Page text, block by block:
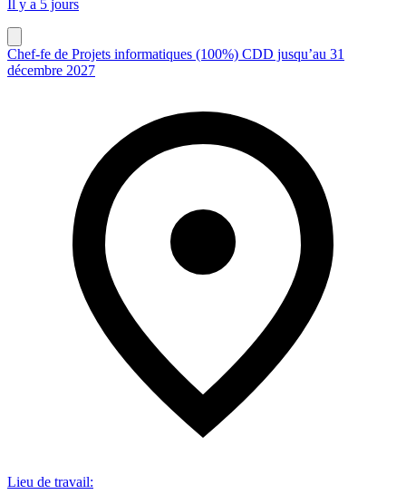
Il y a 5 jours
Chef-fe de Projets informatiques (100%) CDD jusqu’au 31
décembre 2027
Lieu de travail: